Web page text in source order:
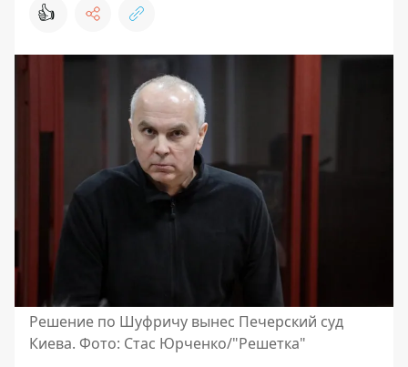
👍
Решение по Шуфричу вынес Печерский суд
Киева. Фото: Стас Юрченко/"Решетка"